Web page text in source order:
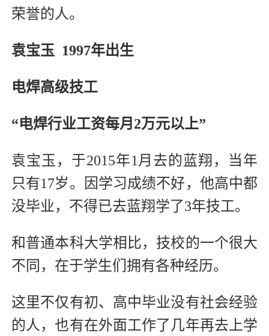
荣誉的人。
袁宝玉 1997年出生
电焊高级技工
“电焊行业工资每月2万元以上”
袁宝玉，于2015年1月去的蓝翔，当年
只有17岁。因学习成绩不好，他高中都
没毕业，不得已去蓝翔学了3年技工。
和普通本科大学相比，技校的一个很大
不同，在于学生们拥有各种经历。
这里不仅有初、高中毕业没有社会经验
的人，也有在外面工作了几年再去上学